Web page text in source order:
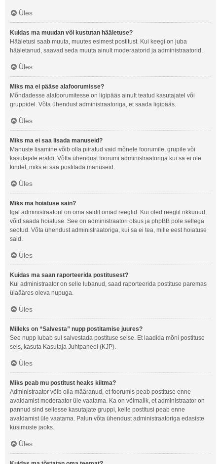
Üles
Kuidas ma muudan või kustutan hääletuse?
Hääletusi saab muuta, muutes esimest postitust. Kui keegi on juba
hääletanud, saavad seda muuta ainult moderaatorid ja administraatorid.
Üles
Miks ma ei pääse alafoorumisse?
Mõndadesse alafoorumitesse on ligipääs ainult teatud kasutajatel või
gruppidel. Võta ühendust administraatoriga, et saada ligipääs.
Üles
Miks ma ei saa lisada manuseid?
Manuste lisamine võib olla piiratud vaid mõnele foorumile, grupile või
kasutajale eraldi. Võtta ühendust foorumi administraatoriga kui sa ei ole
kindel, miks ei saa postitada manuseid.
Üles
Miks ma hoiatuse sain?
Igal administraatoril on oma saidil omad reeglid. Kui oled reeglit rikkunud,
võid saada hoiatuse. See on administraatori otsus ja phpBB pole sellega
seotud. Võta ühendust administraatoriga, kui sa ei tea, mille eest hoiatuse
said.
Üles
Kuidas ma saan raporteerida postitusest?
Kui administraator on selle lubanud, saad raporteerida postituse paremas
ülaääres oleva nupuga.
Üles
Milleks on “Salvesta” nupp postitamise juures?
See nupp lubab sul salvestada postituse seise. Et laadida mõni postituse
seis, kasuta Kasutaja Juhtpaneel (KJP).
Üles
Miks peab mu postitust heaks kiitma?
Administraator võib olla määranud, et foorumis peab postituse enne
avaldamist moderaator üle vaatama. Ka on võimalik, et administraator on
pannud sind sellesse kasutajate gruppi, kelle postitusi peab enne
avaldamist üle vaatama. Palun võta ühendust administraatoriga edasiste
küsimuste jaoks.
Üles